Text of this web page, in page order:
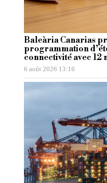
Baleària Canarias
programmation
connectivité avec 12
6 août 2026 13:16